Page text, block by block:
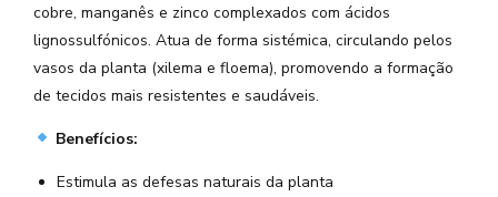
cobre, manganês e zinco complexados com ácidos
lignossulfónicos. Atua de forma sistémica, circulando pelos
vasos da planta (xilema e floema), promovendo a formação
de tecidos mais resistentes e saudáveis.
Benefícios:
Estimula as defesas naturais da planta